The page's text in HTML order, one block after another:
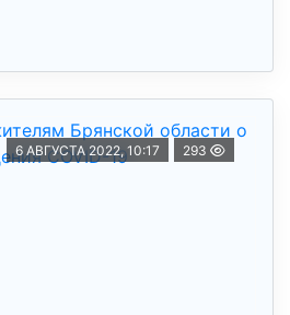
6 АВГУСТА 2022, 10:17 293